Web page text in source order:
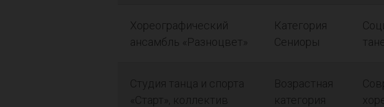
Хореографический
ансамбль «Разноцвет»
Категория
Сениоры
Студия танца и спорта
«Старт», коллектив
Возрастная
категория